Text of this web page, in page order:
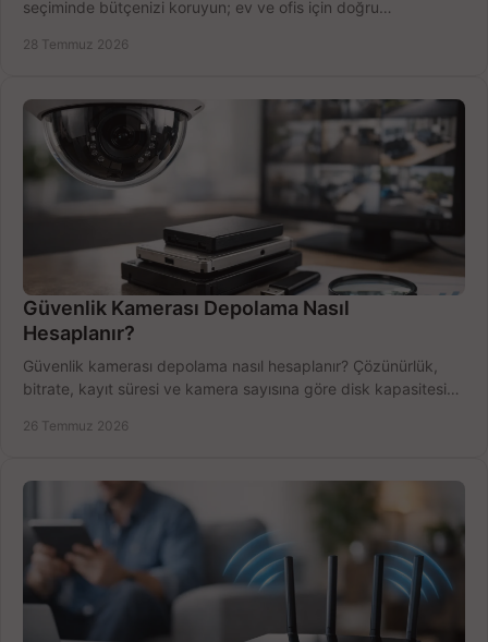
seçiminde bütçenizi koruyun; ev ve ofis için doğru
28 Temmuz 2026
Güvenlik Kamerası Depolama Nasıl
Hesaplanır?
Güvenlik kamerası depolama nasıl hesaplanır? Çözünürlük,
bitrate, kayıt süresi ve kamera sayısına göre disk kapasitesini
26 Temmuz 2026